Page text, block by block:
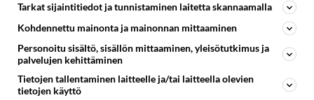
Tarkat sijaintitiedot ja tunnistaminen laitetta skannaamalla
Kohdennettu mainonta ja mainonnan mittaaminen
Personoitu sisältö, sisällön mittaaminen, yleisötutkimus ja
palvelujen kehittäminen
Tietojen tallentaminen laitteelle ja/tai laitteella olevien
tietojen käyttö